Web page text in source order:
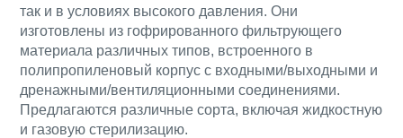
так и в условиях высокого давления. Они
изготовлены из гофрированного фильтрующего
материала различных типов, встроенного в
полипропиленовый корпус с входными/выходными и
дренажными/вентиляционными соединениями.
Предлагаются различные сорта, включая жидкостную
и газовую стерилизацию.